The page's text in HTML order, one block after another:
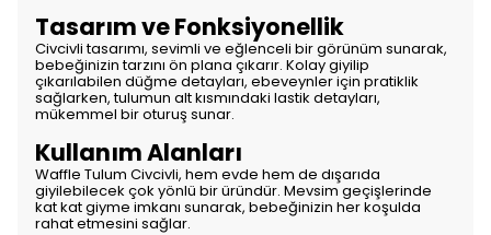
Tasarım ve Fonksiyonellik
Civcivli tasarımı, sevimli ve eğlenceli bir görünüm sunarak,
bebeğinizin tarzını ön plana çıkarır. Kolay giyilip
çıkarılabilen düğme detayları, ebeveynler için pratiklik
sağlarken, tulumun alt kısmındaki lastik detayları,
mükemmel bir oturuş sunar.
Kullanım Alanları
Waffle Tulum Civcivli, hem evde hem de dışarıda
giyilebilecek çok yönlü bir üründür. Mevsim geçişlerinde
kat kat giyme imkanı sunarak, bebeğinizin her koşulda
rahat etmesini sağlar.